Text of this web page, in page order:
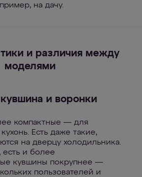
на дачу.
и различия между
моделями
и воронки
компактные — для
Есть даже такие,
на дверцу холодильника.
есть и более
кувшины покрупнее —
пользователей и